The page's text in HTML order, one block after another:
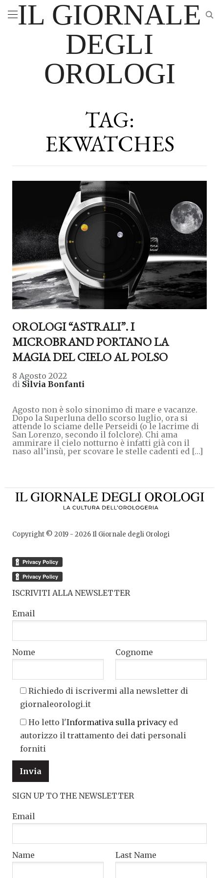
IL GIORNALE
DEGLI
OROLOGI
TAG:
EKWATCHES
OROLOGI “ASTRALI”. I
MICROBRAND PORTANO LA
MAGIA DEL CIELO AL POLSO
8 Agosto 2022
di Silvia Bonfanti
Agosto non è solo sinonimo di mare e vacanze.
Dopo la Superluna dello scorso luglio, ora si
attende lo sciame delle Perseidi (o le lacrime di
San Lorenzo, secondo il folclore). Chi ama
ammirare il cielo notturno è infatti già con il
naso all’insù, per scovare le stelle cadenti ed […]
Copyright © 2019 - 2026Il Giornale degli Orologi
ISCRIVITI ALLA NEWSLETTER
Email
Nome Cognome
Richiedo di iscrivermi alla newsletter di
giornaleorologi.it
Ho letto l'Informativa sulla privacy ed
autorizzo il trattamento dei dati personali
forniti
SIGN UP TO THE NEWSLETTER
Email
Name Last Name